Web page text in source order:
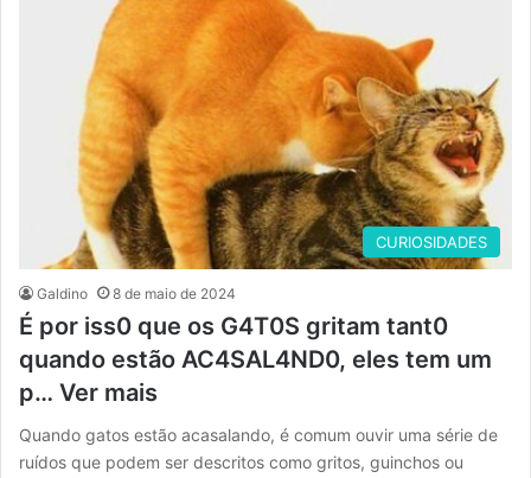
CURIOSIDADES
Galdino 8 de maio de 2024
É por iss0 que os G4T0S gritam tant0
quando estão AC4SAL4ND0, eles tem um
p… Ver mais
Quando gatos estão acasalando, é comum ouvir uma série de
ruídos que podem ser descritos como gritos, guinchos ou